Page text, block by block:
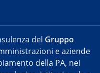
del Gruppo
e aziende
della PA, nei